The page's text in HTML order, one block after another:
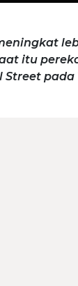
itu
pada